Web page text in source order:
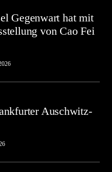
Gegenwart hat mit
von Cao Fei
Auschwitz-